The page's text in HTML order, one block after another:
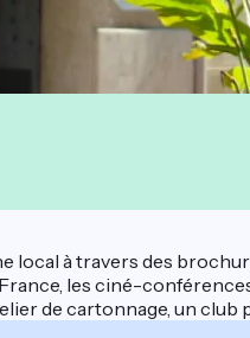
à travers des
les ciné-
de cartonnage, un